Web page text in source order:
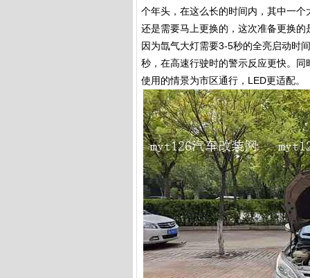
个年头，在这么长的时间内，其中一
还是需要马上更换的，这次准备更换的
因为氙气大灯需要3-5秒的全亮启动时
秒，在高速行驶时的警示反应更快。
使用的情景为市区通行，LED更适配。